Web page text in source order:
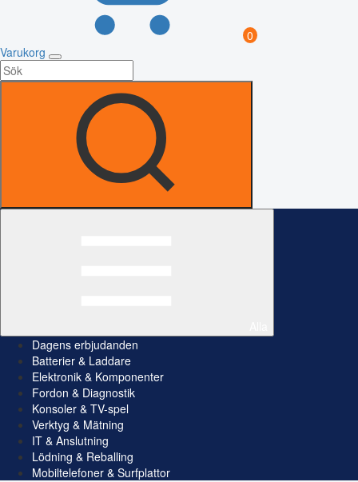
0
Varukorg
Dagens erbjudanden
Batterier & Laddare
Elektronik & Komponenter
Fordon & Diagnostik
Konsoler & TV-spel
Verktyg & Mätning
IT & Anslutning
Lödning & Reballing
Mobiltelefoner & Surfplattor